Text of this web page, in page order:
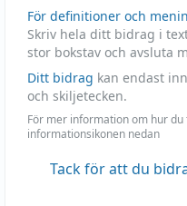
För definitioner och
Skriv hela ditt bidrag i
stor bokstav och avsluta
Ditt bidrag kan endast
och skiljetecken.
För mer information om hur
informationsikonen nedan
Tack för att du